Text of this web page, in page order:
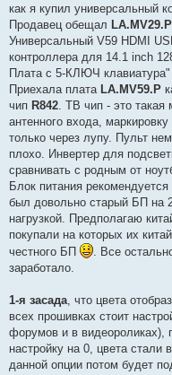
как я купил универсальный
Продавец обещал LA.MV29.P
Универсальный V59 HDMI
контроллера для 14.1 inch
Плата с 5-КЛЮЧ клавиатура"
Приехала плата LA.MV59.P
чип R842 . ТВ чип - это
антенного входа,
только через лупу. Пульт
плохо. Инвертер для
сравнивать с родным от
Блок питания
был довольно старый БП на
нагрузкой. Предполагаю
покупали на которых их
честного БП
. Все
заработало.
1-я засада , что цвета
всех прошивках стоит
форумов и в видеороликах),
настройку на 0, цвета
данной опции потом будет